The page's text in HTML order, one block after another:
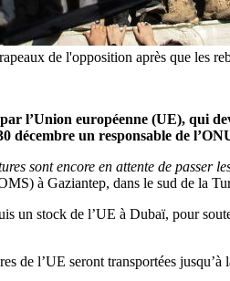
de l'opposition après que les
l’Union européenne (UE), qui
décembre un responsable de
sont encore en attente de passer
à Gaziantep, dans le sud de la
un stock de l’UE à Dubaï, pour
de l’UE seront transportées